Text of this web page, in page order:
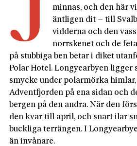
J
minnas, och den här
äntligen dit – till
vidderna och den
norrskenet och de
på stubbiga ben betar i diket
Polar Hotel. Longyearbyen ligger
smycke under polarmörka
Adventfjorden på ena sidan och
bergen på den andra. När den
den kvar till april, och snart ilar
buckliga terrängen. I
än invånare.